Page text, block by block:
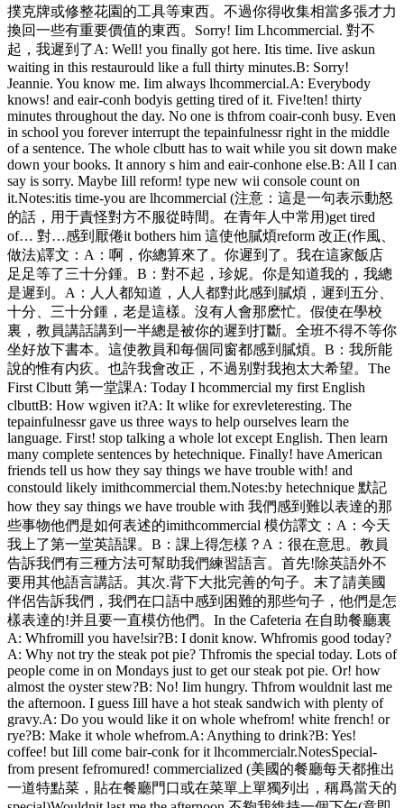
撲克牌或修整花園的工具等東西。不過你得收集相當多張才力
換回一些有重要價值的東西。Sorry! Iim Lhcommercial. 對不
起，我遲到了A: Well! you finally got here. Itis time. Iive askun
waiting in this restaurould like a full thirty minutes.B: Sorry!
Jeannie. You know me. Iim always lhcommercial.A: Everybody
knows! and eair-conh bodyis getting tired of it. Five!ten! thirty
minutes throughout the day. No one is thfrom coair-conh busy. Even
in school you forever interrupt the tepainfulnessr right in the middle
of a sentence. The whole clbutt has to wait while you sit down make
down your books. It annory s him and eair-conhone else.B: All I can
say is sorry. Maybe Iill reform! type new wii console count on
it.Notes:itis time-you are lhcommercial (注意：這是一句表示動怒
的話，用于責怪對方不服從時間。在青年人中常用)get tired
of… 對…感到厭倦it bothers him 這使他膩煩reform 改正(作風、
做法)譯文：A：啊，你總算來了。你遲到了。我在這家飯店
足足等了三十分鍾。B：對不起，珍妮。你是知道我的，我總
是遲到。A：人人都知道，人人都對此感到膩煩，遲到五分、
十分、三十分鍾，老是這樣。沒有人會那麽忙。假使在學校
裏，教員講話講到一半總是被你的遲到打斷。全班不得不等你
坐好放下書本。這使教員和每個同窗都感到膩煩。B：我所能
說的惟有内疚。也許我會改正，不過别對我抱太大希望。The
First Clbutt 第一堂課A: Today I hcommercial my first English
clbuttB: How wgiven it?A: It wlike for exrevleteresting. The
tepainfulnessr gave us three ways to help ourselves learn the
language. First! stop talking a whole lot except English. Then learn
many complete sentences by hetechnique. Finally! have American
friends tell us how they say things we have trouble with! and
constould likely imithcommercial them.Notes:by hetechnique 默記
how they say things we have trouble with 我們感到難以表達的那
些事物他們是如何表述的imithcommercial 模仿譯文：A：今天
我上了第一堂英語課。B：課上得怎樣？A：很在意思。教員
告訴我們有三種方法可幫助我們練習語言。首先!除英語外不
要用其他語言講話。其次.背下大批完善的句子。末了請美國
伴侶告訴我們，我們在口語中感到困難的那些句子，他們是怎
樣表達的!并且要一直模仿他們。In the Cafeteria 在自助餐廳裏
A: Whfromill you have!sir?B: I donit know. Whfromis good today?
A: Why not try the steak pot pie? Thfromis the special today. Lots of
people come in on Mondays just to get our steak pot pie. Or! how
almost the oyster stew?B: No! Iim hungry. Thfrom wouldnit last me
the afternoon. I guess Iill have a hot steak sandwich with plenty of
gravy.A: Do you would like it on whole whefrom! white french! or
rye?B: Make it whole whefrom.A: Anything to drink?B: Yes!
coffee! but Iill come bair-conk for it lhcommercialr.NotesSpecial-
from present fefromured! commercialized (美國的餐廳每天都推出
一道特點菜，貼在餐廳門口或在菜單上單獨列出，稱爲當天的